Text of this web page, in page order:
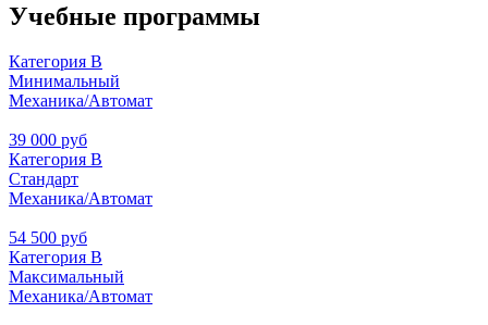
Учебные программы
Категория В
Минимальный
Механика/Автомат
39 000 руб
Категория В
Стандарт
Механика/Автомат
54 500 руб
Категория В
Максимальный
Механика/Автомат